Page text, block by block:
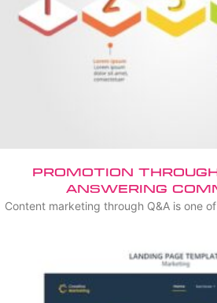
Promotion
Answering
Content marketing through Q&A is one